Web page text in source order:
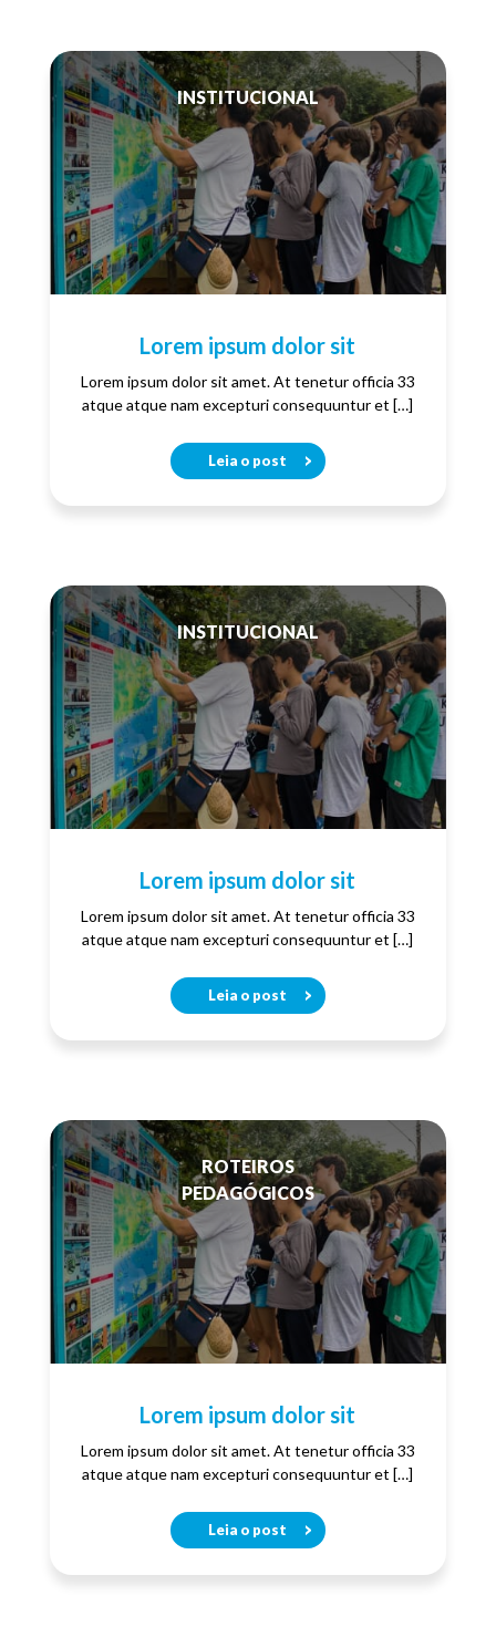
INSTITUCIONAL
Lorem ipsum dolor sit
Lorem ipsum dolor sit amet. At tenetur officia 33
atque atque nam excepturi consequuntur et […]
Leia o post
INSTITUCIONAL
Lorem ipsum dolor sit
Lorem ipsum dolor sit amet. At tenetur officia 33
atque atque nam excepturi consequuntur et […]
Leia o post
ROTEIROS
PEDAGÓGICOS
Lorem ipsum dolor sit
Lorem ipsum dolor sit amet. At tenetur officia 33
atque atque nam excepturi consequuntur et […]
Leia o post